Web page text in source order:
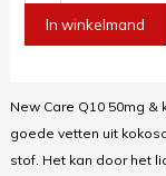
In winkelmand
New Care Q10 50mg
goede vetten uit
stof. Het kan door het